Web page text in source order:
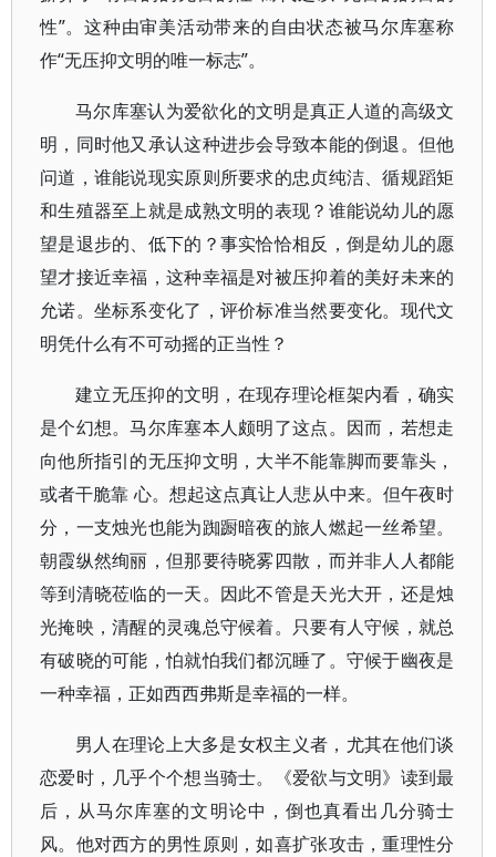
性”。这种由审美活动带来的自由状态被马尔库塞称
作“无压抑文明的唯一标志”。
马尔库塞认为爱欲化的文明是真正人道的高级文
明，同时他又承认这种进步会导致本能的倒退。但他
问道，谁能说现实原则所要求的忠贞纯洁、循规蹈矩
和生殖器至上就是成熟文明的表现？谁能说幼儿的愿
望是退步的、低下的？事实恰恰相反，倒是幼儿的愿
望才接近幸福，这种幸福是对被压抑着的美好未来的
允诺。坐标系变化了，评价标准当然要变化。现代文
明凭什么有不可动摇的正当性？
建立无压抑的文明，在现存理论框架内看，确实
是个幻想。马尔库塞本人颇明了这点。因而，若想走
向他所指引的无压抑文明，大半不能靠脚而要靠头，
或者干脆靠 心。想起这点真让人悲从中来。但午夜时
分，一支烛光也能为踟蹰暗夜的旅人燃起一丝希望。
朝霞纵然绚丽，但那要待晓雾四散，而并非人人都能
等到清晓莅临的一天。因此不管是天光大开，还是烛
光掩映，清醒的灵魂总守候着。只要有人守候，就总
有破晓的可能，怕就怕我们都沉睡了。守候于幽夜是
一种幸福，正如西西弗斯是幸福的一样。
男人在理论上大多是女权主义者，尤其在他们谈
恋爱时，几乎个个想当骑士。《爱欲与文明》读到最
后，从马尔库塞的文明论中，倒也真看出几分骑士
风。他对西方的男性原则，如喜扩张攻击，重理性分